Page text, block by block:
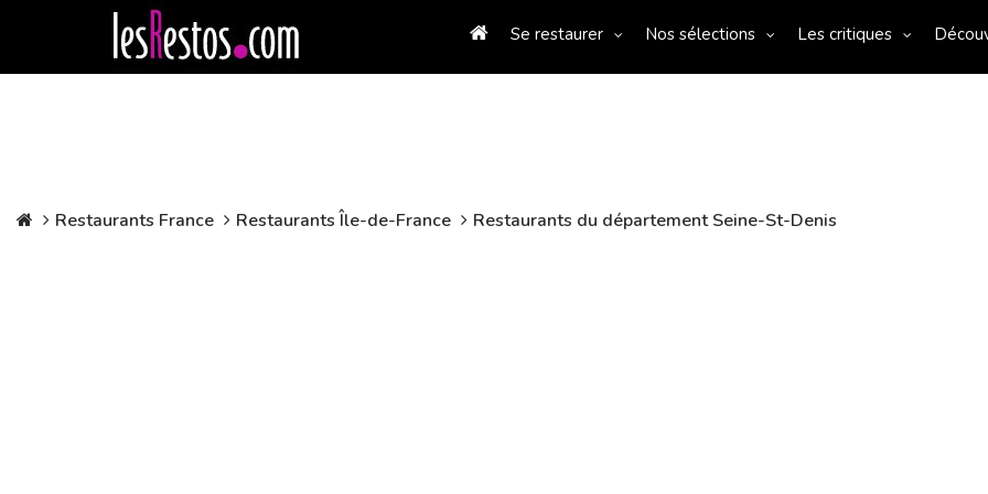
Se restaurer Nos sélections Les critiques
Restaurants France Restaurants Île-de-France Restaurants du département Seine-St-Denis